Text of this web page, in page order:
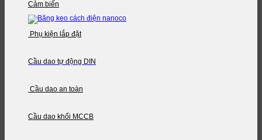
Cảm biến
Phụ kiện lắp đặt
Cầu dao tự động DIN
Cầu dao an toàn
Cầu dao khối MCCB